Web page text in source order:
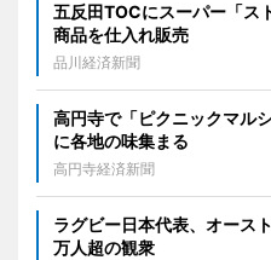
五反田TOCにスーパー「
商品を仕入れ販売
品川経済新聞
高円寺で「ピクニックマル
に各地の味集まる
高円寺経済新聞
ラグビー日本代表、オー
万人超の観衆